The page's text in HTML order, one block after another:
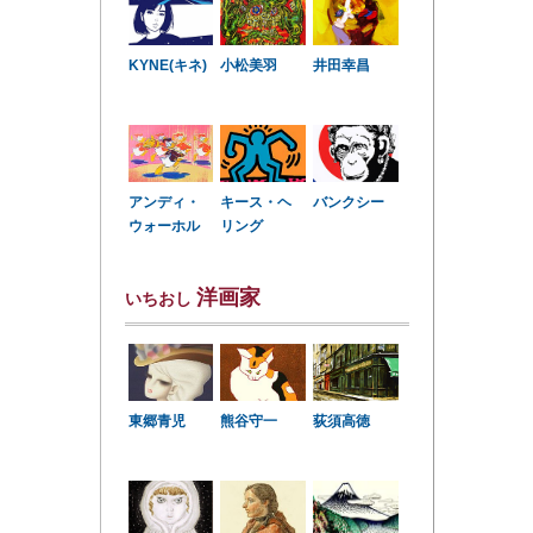
KYNE(キネ) 小松美羽 井田幸昌
アンディ・
ウォーホル
キース・ヘ
リング
バンクシー
いちおし 洋画家
東郷青児 熊谷守一 荻須高徳